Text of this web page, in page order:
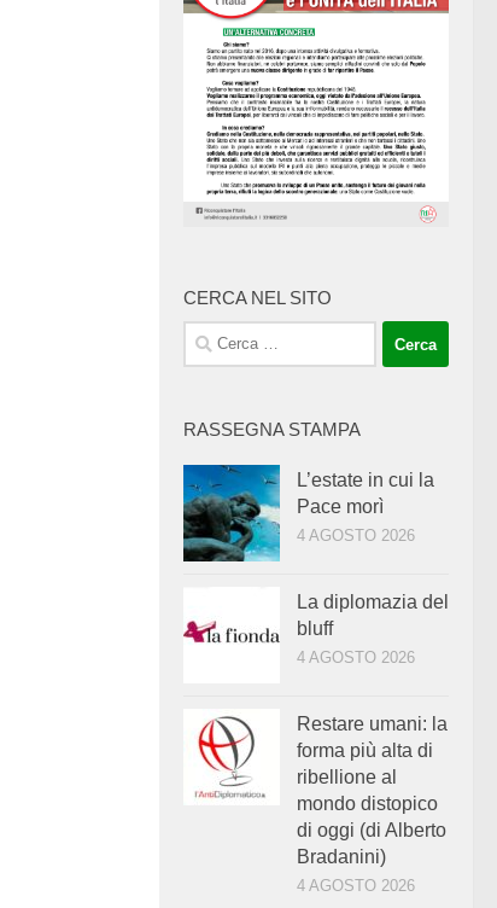
CERCA NEL SITO
Ricerca
per:
RASSEGNA STAMPA
L’estate in cui la
Pace morì
4 AGOSTO 2026
La diplomazia del
bluff
4 AGOSTO 2026
Restare umani: la
forma più alta di
ribellione al
mondo distopico
di oggi (di Alberto
Bradanini)
4 AGOSTO 2026